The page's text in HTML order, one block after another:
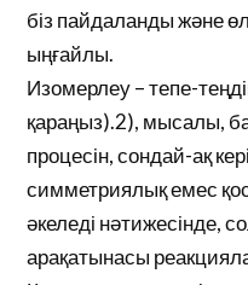
біз пайдаланды және
ыңғайлы.
Изомерлеу – тепе-
қараңыз).2), мысалы,
процесін, сондай-ақ
симметриялық емес
әкеледі нәтижесінде,
арақатынасы